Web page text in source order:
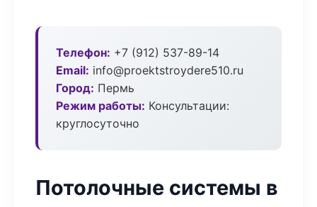
Телефон: +7 (912) 537-89-14
Email: info@proektstroydere510.ru
Город: Пермь
Режим работы: Консультации:
круглосуточно
Потолочные системы в